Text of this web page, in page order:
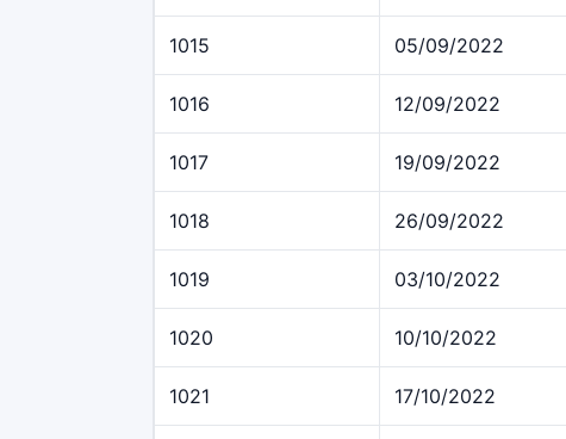
1015 05/09/2022
1016 12/09/2022
1017 19/09/2022
1018 26/09/2022
1019 03/10/2022
1020 10/10/2022
1021 17/10/2022